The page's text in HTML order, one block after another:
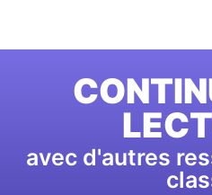
avec d'autres